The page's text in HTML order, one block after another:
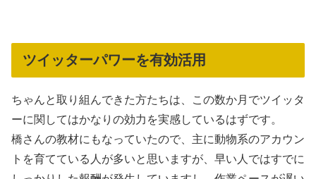
ツイッターパワーを有効活用
ちゃんと取り組んできた方たちは、この数か月でツイッタ
ーに関してはかなりの効力を実感しているはずです。
橋さんの教材にもなっていたので、主に動物系のアカウン
トを育てている人が多いと思いますが、早い人ではすでに